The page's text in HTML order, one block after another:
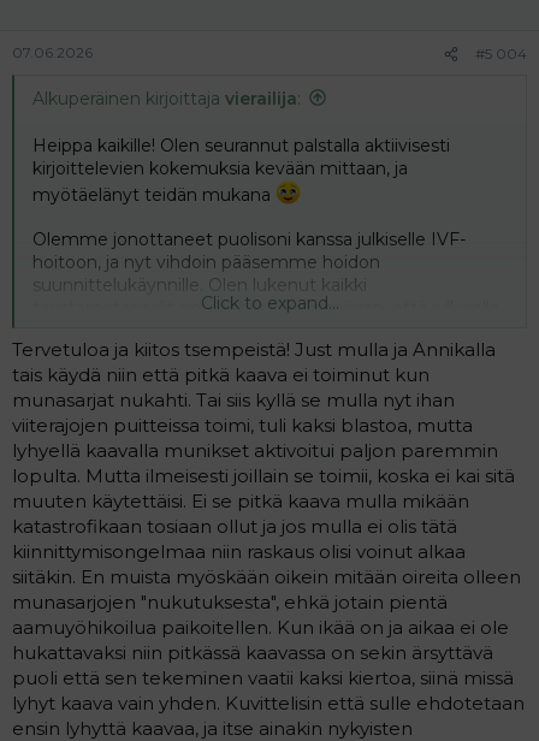
07.06.2026 #5 004
Alkuperäinen kirjoittaja vierailija:
Heippa kaikille! Olen seurannut palstalla aktiivisesti
kirjoittelevien kokemuksia kevään mittaan, ja
myötäelänyt teidän mukana
Olemme jonottaneet puolisoni kanssa julkiselle IVF-
hoitoon, ja nyt vihdoin pääsemme hoidon
suunnittelukäynnille. Olen lukenut kaikki
taustamateriaalit omapolulta ja ymmärrän, että julkisella
päätöksiin kuin yksityisellä, mutta halusin silti kysellä
teidän kokemuksia pitkä kaava vs lyhyt kaava
stimulaatiossa.
Omaan korvaan kuulostaa aika hurjalta, että munasarjat
laitetaan ”nukkumaan” pitkässä kaavassa. Olen 38v ja
AMH on alhainen, joten toki mietityttää, että meneekö
kroppa sitten kokonaan jonkinlaiseen pre-
menopaussitilaan?
Tsemppiä Annikalle ja näänälle ensi viikkoon!
Click to expand...
Tervetuloa ja kiitos tsempeistä! Just mulla ja Annikalla
tais käydä niin että pitkä kaava ei toiminut kun
munasarjat nukahti. Tai siis kyllä se mulla nyt ihan
viiterajojen puitteissa toimi, tuli kaksi blastoa, mutta
lyhyellä kaavalla munikset aktivoitui paljon paremmin
lopulta. Mutta ilmeisesti joillain se toimii, koska ei kai sitä
muuten käytettäisi. Ei se pitkä kaava mulla mikään
katastrofikaan tosiaan ollut ja jos mulla ei olis tätä
kiinnittymisongelmaa niin raskaus olisi voinut alkaa
siitäkin. En muista myöskään oikein mitään oireita olleen
munasarjojen "nukutuksesta", ehkä jotain pientä
aamuyöhikoilua paikoitellen. Kun ikää on ja aikaa ei ole
hukattavaksi niin pitkässä kaavassa on sekin ärsyttävä
puoli että sen tekeminen vaatii kaksi kiertoa, siinä missä
lyhyt kaava vain yhden. Kuvittelisin että sulle ehdotetaan
ensin lyhyttä kaavaa, ja itse ainakin nykyisten